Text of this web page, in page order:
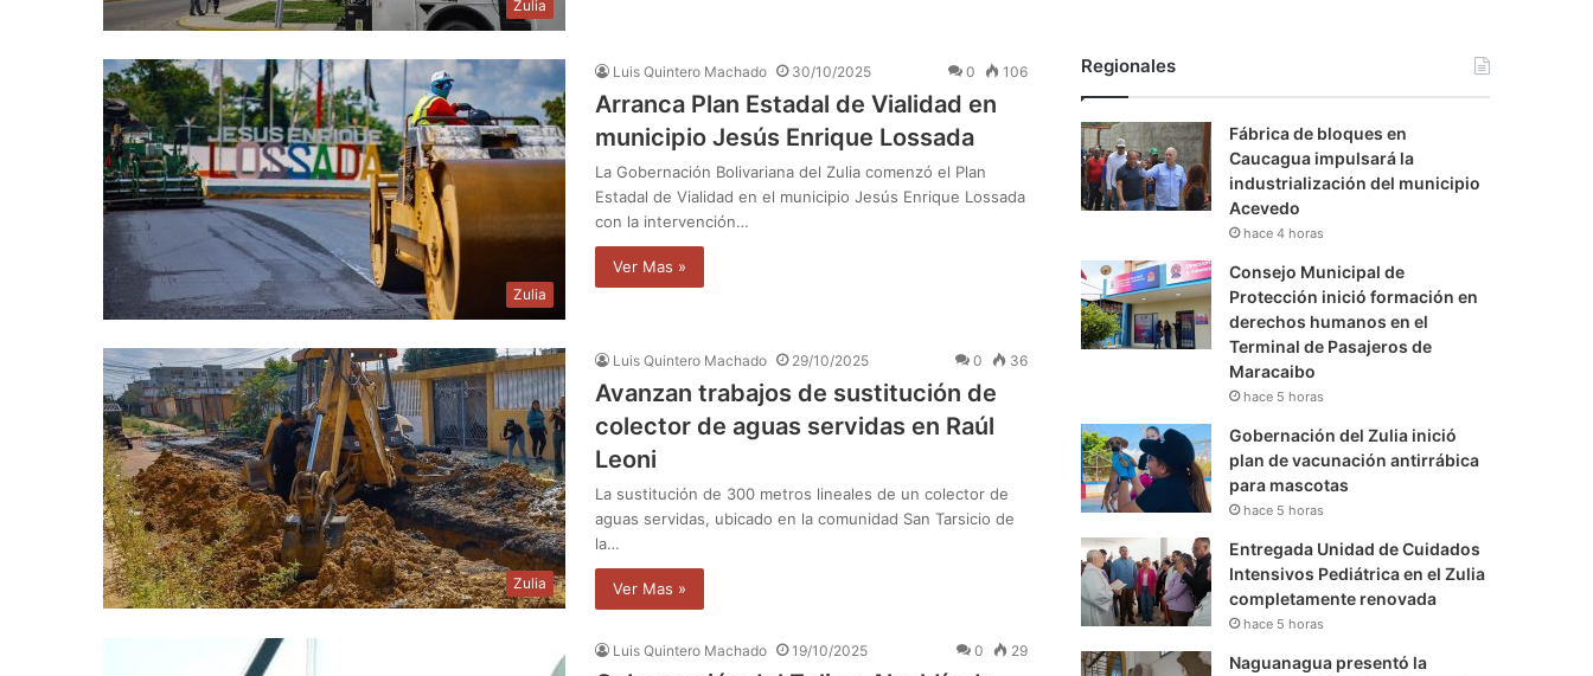
Zulia
Zulia
Luis Quintero Machado 30/10/2025 0 106
Arranca Plan Estadal de Vialidad en
municipio Jesús Enrique Lossada
La Gobernación Bolivariana del Zulia comenzó el Plan
Estadal de Vialidad en el municipio Jesús Enrique Lossada
con la intervención…
Ver Mas »
Zulia
Luis Quintero Machado 29/10/2025 0 36
Avanzan trabajos de sustitución de
colector de aguas servidas en Raúl
Leoni
La sustitución de 300 metros lineales de un colector de
aguas servidas, ubicado en la comunidad San Tarsicio de
la…
Ver Mas »
Luis Quintero Machado 19/10/2025 0 29
Regionales
Fábrica de bloques en
Caucagua impulsará la
industrialización del municipio
Acevedo
hace 4 horas
Consejo Municipal de
Protección inició formación en
derechos humanos en el
Terminal de Pasajeros de
Maracaibo
hace 5 horas
Gobernación del Zulia inició
plan de vacunación antirrábica
para mascotas
hace 5 horas
Entregada Unidad de Cuidados
Intensivos Pediátrica en el Zulia
completamente renovada
hace 5 horas
Naguanagua presentó la